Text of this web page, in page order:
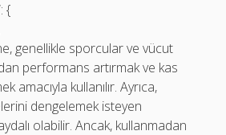
{
genellikle sporcular ve vücut
performans artırmak ve kas
amacıyla kullanılır. Ayrıca,
dengelemek isteyen
olabilir. Ancak, kullanmadan